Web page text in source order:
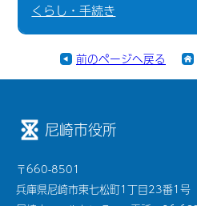
くらし・手続き
前のページへ戻る
尼崎市役所
〒660-8501
兵庫県尼崎市東七松町1丁目23番1号